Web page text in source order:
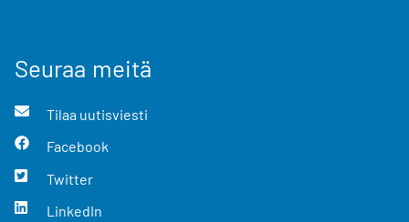
Seuraa meitä
Tilaa uutisviesti
Facebook
Twitter
LinkedIn